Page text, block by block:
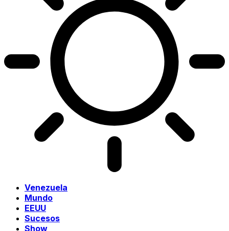
Venezuela
Mundo
EEUU
Sucesos
Show